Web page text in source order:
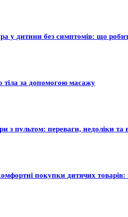
у дитини без симптомів: що
тіла за допомогою масажу
з пультом: переваги, недоліки та
покупки дитячих